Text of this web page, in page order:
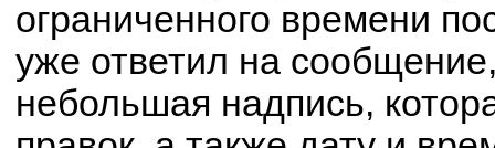
ограниченного времени
уже ответил на
небольшая надпись,